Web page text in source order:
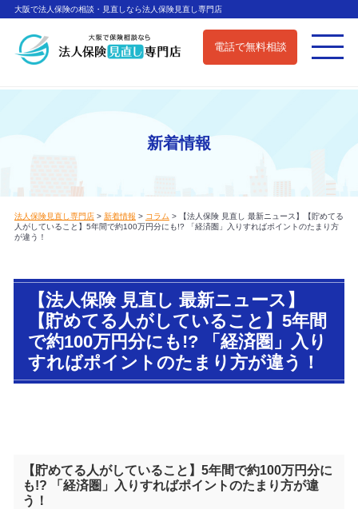
大阪で法人保険の相談・見直しなら法人保険見直し専門店
電話で無料相談
新着情報
法人保険見直し専門店> 新着情報 > コラム >
【法人保険 見直し 最新ニュース】【貯めてる
人がしていること】5年間で約100万円分にも!? 「経済圏」入りすればポイントのたまり方
が違う！
【法人保険 見直し 最新ニュース】
【貯めてる人がしていること】5年間
で約100万円分にも!? 「経済圏」入り
すればポイントのたまり方が違う！
【貯めてる人がしていること】5年間で約100万円分に
も!? 「経済圏」入りすればポイントのたまり方が違
う！